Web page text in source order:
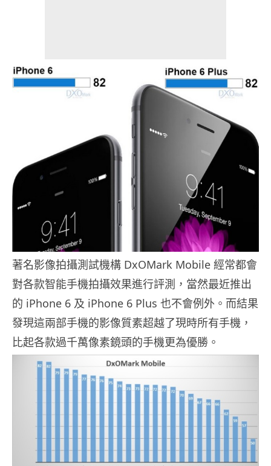
著名影像拍攝測試機構 DxOMark Mobile 經常都會
對各款智能手機拍攝效果進行評測，當然最近推出
的 iPhone 6 及 iPhone 6 Plus 也不會例外。而結果
發現這兩部手機的影像質素超越了現時所有手機，
比起各款過千萬像素鏡頭的手機更為優勝。